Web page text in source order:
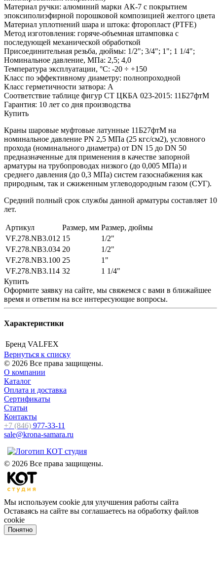
Материал ручки: алюминий марки АК-7 с покрытием
эпоксиполиэфирной порошковой композицией желтого цвета
Материал уплотнений шара и штока: фторопласт (PTFE)
Метод изготовления: горяче-объемная штамповка с
последующей механической обработкой
Присоединительная резьба, дюймы: 1/2"; 3/4"; 1"; 1 1/4";
Номинальное давление, МПа: 2,5; 4,0
Температура эксплуатации, °С: -20 ÷ +150
Класс по эффективному диаметру: полнопроходной
Класс герметичности затвора: А
Соответствие таблице фигур СТ ЦКБА 023-2015: 11Б27фтМ
Гарантия: 10 лет со дня производства
Купить
Краны шаровые муфтовые латунные 11Б27фтМ на
номинальное давление PN 2,5 МПа (25 кгс/см2), условного
прохода (номинального диаметра) от DN 15 до DN 50
предназначенные для применения в качестве запорной
арматуры на трубопроводах низкого (до 0,005 МПа) и
среднего давления (до 0,3 МПа) систем газоснабжения как
природным, так и сжиженным углеводородным газом (СУГ).
Средний полный срок службы данной арматуры составляет 10
лет.
Артикул Размер, мм Размер, дюймы
VF.278.NB3.012 15
1/2"
VF.278.NB3.034 20
1/2"
VF.278.NB3.100 25
1"
VF.278.NB3.114 32
1 1/4"
Купить
Оформите заявку на сайте, мы свяжемся с вами в ближайшее
время и ответим на все интересующие вопросы.
Характеристики
Бренд VALFEX
Вернуться к списку
© 2026 Все права защищены.
О компании
Каталог
Оплата и доставка
Сертификаты
Статьи
Контакты
+7 (846) 977-33-11
sale@krona-samara.ru
© 2026 Все права защищены.
Мы используем cookie для улучшения работы сайта
Оставаясь на сайте вы соглашаетесь на обработку файлов
cookie
Понятно